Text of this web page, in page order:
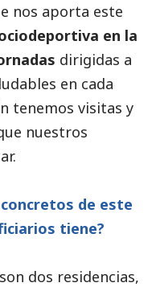
nos aporta este
en la
dirigidas a
en cada
tenemos visitas y
nuestros
de este
tiene?
dos residencias,